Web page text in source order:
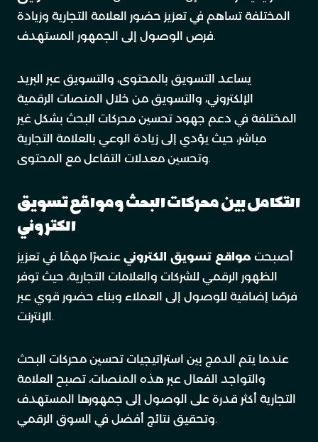
المختلفة تساهم في تعزيز حضور العلامة التجارية وزيادة
فرص الوصول إلى الجمهور المستهدف.
يساعد التسويق بالمحتوى، والتسويق عبر البريد
الإلكتروني، والتسويق من خلال المنصات الرقمية
المختلفة في دعم جهود تحسين محركات البحث بشكل غير
مباشر، حيث يؤدي إلى زيادة الوعي بالعلامة التجارية
وتحسين معدلات التفاعل مع المحتوى.
التكامل بين محركات البحث ومواقع تسويق
الكتروني
أصبحت مواقع تسويق الكتروني عنصرًا مهمًا في تعزيز
الظهور الرقمي للشركات والعلامات التجارية، حيث توفر
فرصًا إضافية للوصول إلى العملاء وبناء حضور قوي عبر
الإنترنت.
عندما يتم الدمج بين استراتيجيات تحسين محركات البحث
والتواجد الفعال عبر هذه المنصات، تصبح العلامة
التجارية أكثر قدرة على الوصول إلى جمهورها المستهدف
وتحقيق نتائج أفضل في السوق الرقمي.